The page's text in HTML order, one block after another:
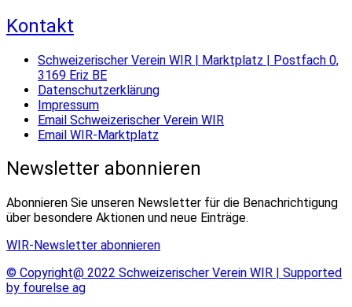
Kontakt
Schweizerischer Verein WIR | Marktplatz | Postfach 0,
3169 Eriz BE
Datenschutzerklärung
Impressum
Email Schweizerischer Verein WIR
Email WIR-Marktplatz
Newsletter abonnieren
Abonnieren Sie unseren Newsletter für die Benachrichtigung
über besondere Aktionen und neue Einträge.
WIR-Newsletter abonnieren
© Copyright@ 2022 Schweizerischer Verein WIR | Supported
by fourelse ag